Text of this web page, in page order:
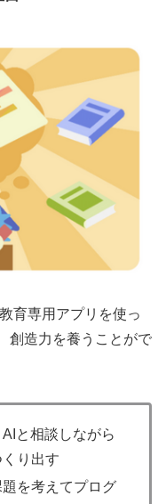
育専用アプリを使っ
創造力を養うことがで
と相談しながら
り出す
を考えてプログ